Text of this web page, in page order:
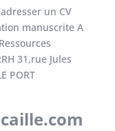
un CV
manuscrite A
31,rue Jules
PORT